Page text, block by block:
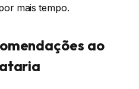
mais tempo.
ao